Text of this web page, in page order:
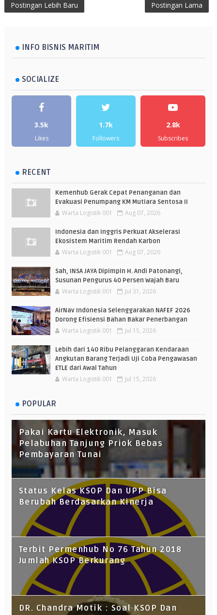
Postingan Lebih Baru Postingan Lama
INFO BISNIS MARITIM
SOCIALIZE
3.5k
Likes
1.7k
Followers
2.8k
Subscribes
RECENT
Kemenhub Gerak Cepat Penanganan dan
Evakuasi Penumpang KM Mutiara Sentosa II
Warta Logistik 001 Aug 07, 2026
Indonesia dan Inggris Perkuat Akselerasi
Ekosistem Maritim Rendah Karbon
Warta Logistik 001 Aug 07, 2026
Sah, INSA JAYA Dipimpin H. Andi Patonangi,
Susunan Pengurus 40 Persen Wajah Baru
Warta Logistik 001 Jul 31, 2026
AirNav Indonesia Selenggarakan NAFEF 2026
Dorong Efisiensi Bahan Bakar Penerbangan
Warta Logistik 001 Jul 15, 2026
Lebih dari 140 Ribu Pelanggaran Kendaraan
Angkutan Barang Terjadi Uji Coba Pengawasan
ETLE dari Awal Tahun
Warta Logistik 001 Jul 15, 2026
POPULAR
Pakai Kartu Elektronik, Masuk
Pelabuhan Tanjung Priok Bebas
Pembayaran Tunai
Status Kelas KSOP Dan UPP Bisa
Berubah Berdasarkan Kinerja
Terbit Permenhub No 76 Tahun 2018
Jumlah KSOP Berkurang
DR. Chandra Motik : Soal KSOP Dan